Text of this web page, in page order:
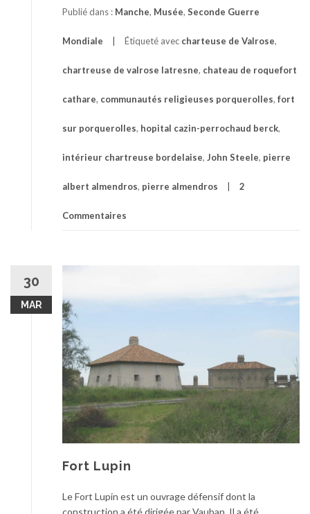
Publié dans : Manche, Musée, Seconde Guerre
Mondiale Étiqueté avec charteuse de Valrose,
chartreuse de valrose latresne, chateau de roquefort
cathare, communautés religieuses porquerolles, fort
sur porquerolles, hopital cazin-perrochaud berck,
intérieur chartreuse bordelaise, John Steele, pierre
albert almendros, pierre almendros 2
Commentaires
30
MAR
Fort Lupin
Le Fort Lupin est un ouvrage défensif dont la
construction a été dirigée par Vauban. Il a été